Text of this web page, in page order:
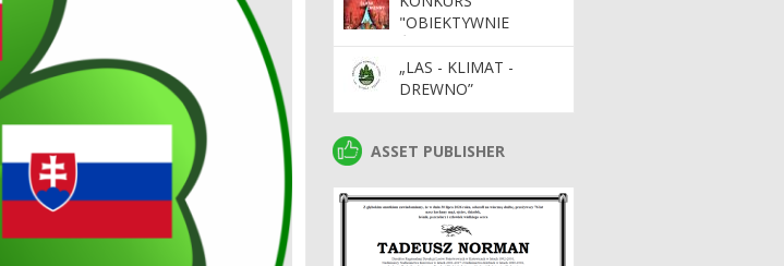
"OBIEKTYWNIE
ŚLĄSKIE"
„LAS - KLIMAT -
DREWNO”
ASSET PUBLISHER
ASSET PUBLISHER